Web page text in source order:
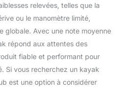
avec d'excellents
accessoires. Il est
abordable. Nous
fabriquons des kayaks
depuis plus de 10 ans et
nous nous engageons
sur la qualité de nos
kayaks. Abahub offre
relevées, telles que la
ou le manomètre limité,
globale. Avec une note moyenne
répond aux attentes des
fiable et performant pour
Si vous recherchez un kayak
est une option à considérer